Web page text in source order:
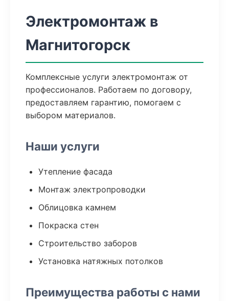
Электромонтаж в
Магнитогорск
Комплексные услуги электромонтаж от
профессионалов. Работаем по договору,
предоставляем гарантию, помогаем с
выбором материалов.
Наши услуги
Утепление фасада
Монтаж электропроводки
Облицовка камнем
Покраска стен
Строительство заборов
Установка натяжных потолков
Преимущества работы с нами